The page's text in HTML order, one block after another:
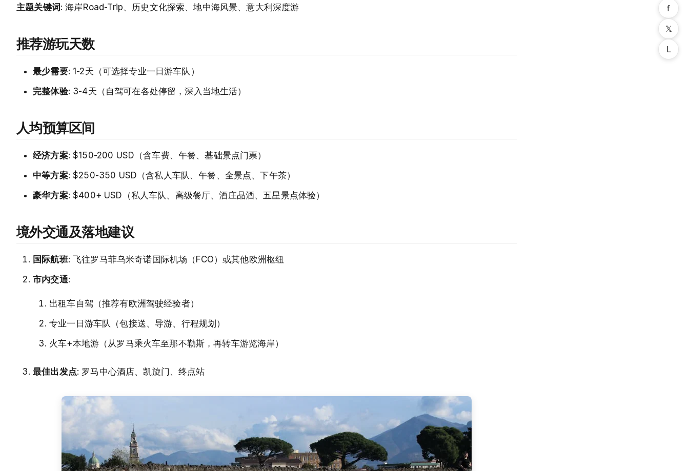
主题关键词: 海岸Road-Trip、历史文化探索、地中海风景、意大利深度游
推荐游玩天数
最少需要: 1-2天（可选择专业一日游车队）
完整体验: 3-4天（自驾可在各处停留，深入当地生活）
人均预算区间
经济方案: $150-200 USD（含车费、午餐、基础景点门票）
中等方案: $250-350 USD（含私人车队、午餐、全景点、下午茶）
豪华方案: $400+ USD（私人车队、高级餐厅、酒庄品酒、五星景点体验）
境外交通及落地建议
国际航班: 飞往罗马菲乌米奇诺国际机场（FCO）或其他欧洲枢纽
市内交通:
出租车自驾（推荐有欧洲驾驶经验者）
专业一日游车队（包接送、导游、行程规划）
火车+本地游（从罗马乘火车至那不勒斯，再转车游览海岸）
最佳出发点: 罗马中心酒店、凯旋门、终点站
f
𝕏
L